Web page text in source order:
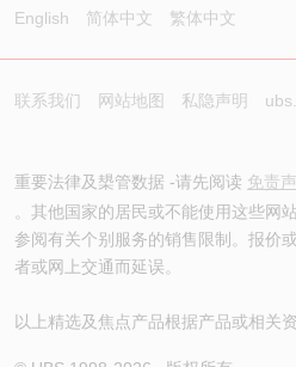
English 简体中文 繁体中文
联系我们 网站地图 私隐声明
重要法律及槼管数据 -请先阅读 免责
。其他国家的居民或不能使用这些网
参阅有关个别服务的销售限制。报价
者或网上交通而延误。
以上精选及焦点产品根据产品或相关